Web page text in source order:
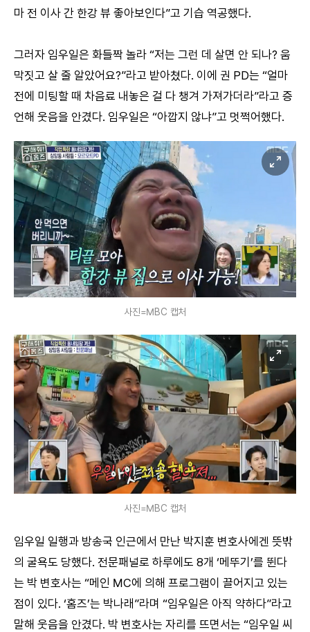
마 전 이사 간 한강 뷰 좋아보인다”고 기습 역공했다.
그러자 임우일은 화들짝 놀라 “저는 그런 데 살면 안 되나? 움
막짓고 살 줄 알았어요?”라고 받아쳤다. 이에 권 PD는 “얼마
전에 미팅할 때 차음료 내놓은 걸 다 챙겨 가져가더라”라고 증
언해 웃음을 안겼다. 임우일은 “아깝지 않냐”고 멋쩍어했다.
사진=MBC 캡처
사진=MBC 캡처
임우일 일행과 방송국 인근에서 만난 박지훈 변호사에겐 뜻밖
의 굴욕도 당했다. 전문패널로 하루에도 8개 ‘메뚜기’를 뛴다
는 박 변호사는 “메인 MC에 의해 프로그램이 끌어지고 있는
점이 있다. ‘홈즈’는 박나래”라며 “임우일은 아직 약하다”라고
말해 웃음을 안겼다. 박 변호사는 자리를 뜨면서는 “임우일 씨